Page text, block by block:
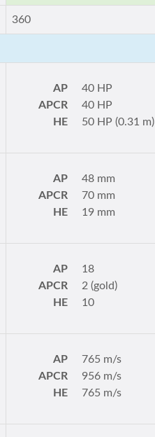
360
AP
40 HP
APCR
40 HP
HE
50 HP (0.31 m)
AP
48 mm
APCR
70 mm
HE
19 mm
AP
18
APCR
2 (gold)
HE
10
AP
765 m/s
APCR
956 m/s
HE
765 m/s